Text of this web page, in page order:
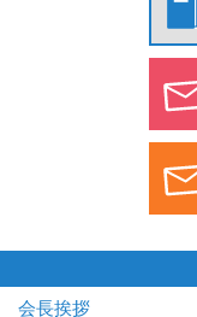
会長挨拶